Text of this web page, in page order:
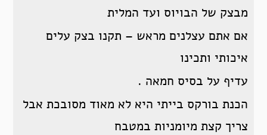
מבצק של הבויוס ועד המלית
אם אתם עצלנים מראש – תקנו בצק עלים
איכותי ותכינו
עדיף על בסיס חמאה .
הכנת בורקס בייתי היא לא מאוד מסובכת אבל
צריך קצת מיומניות במטבח